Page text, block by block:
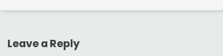
Leave a Reply